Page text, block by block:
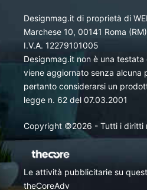
Designmag.it di proprietà di
Marchese 10, 00141 Roma
I.V.A. 12279101005
Designmag.it non è una
viene aggiornato senza alcuna
pertanto considerarsi un
legge n. 62 del 07.03.2001
Copyright ©2026 - Tutti i diritti
Le attività pubblicitarie su
theCoreAdv